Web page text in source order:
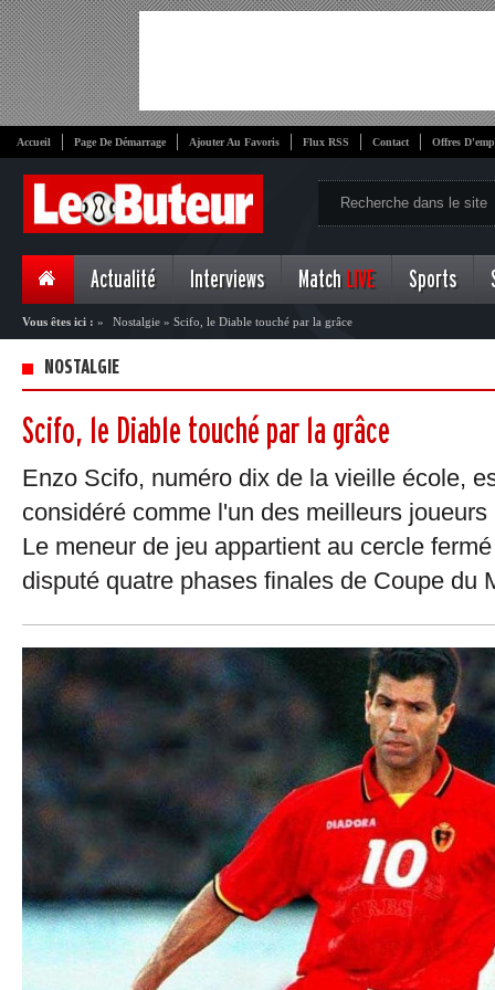
Accueil Page De Démarrage Ajouter Au Favoris Flux RSS Contact Offres
Actualité Interviews Match LIVE Sports
Vous êtes ici : » Nostalgie » Scifo, le Diable touché par la grâce
NOSTALGIE
Scifo, le Diable touché par la grâce
Enzo Scifo, numéro dix de la vieille école,
considéré comme l'un des meilleurs
Le meneur de jeu appartient au cercle
disputé quatre phases finales de Coupe du